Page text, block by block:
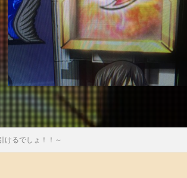
けるでしょ！！～